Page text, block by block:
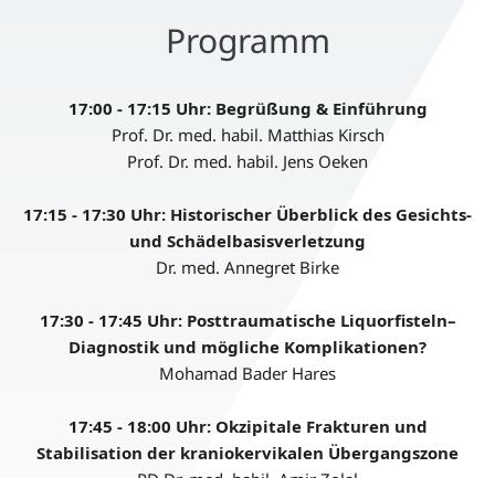
Programm
17:00 - 17:15 Uhr: Begrüßung & Einführung
Prof. Dr. med. habil. Matthias Kirsch
Prof. Dr. med. habil. Jens Oeken
17:15 - 17:30 Uhr: Historischer Überblick des Gesichts-
und Schädelbasisverletzung
Dr. med. Annegret Birke
17:30 - 17:45 Uhr: Posttraumatische Liquorfisteln–
Diagnostik und mögliche Komplikationen?
Mohamad Bader Hares
17:45 - 18:00 Uhr: Okzipitale Frakturen und
Stabilisation der kraniokervikalen Übergangszone